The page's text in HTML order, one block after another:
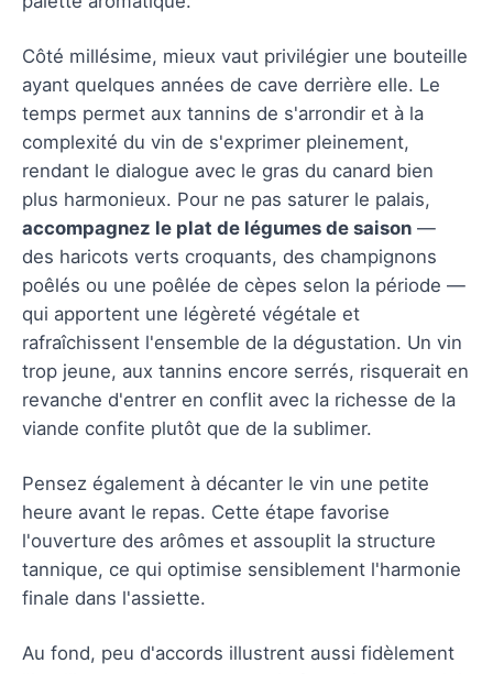
Côté millésime, mieux vaut privilégier une bouteille
ayant quelques années de cave derrière elle. Le
temps permet aux tannins de s'arrondir et à la
complexité du vin de s'exprimer pleinement,
rendant le dialogue avec le gras du canard bien
plus harmonieux. Pour ne pas saturer le palais,
accompagnez le plat de légumes de saison —
des haricots verts croquants, des champignons
poêlés ou une poêlée de cèpes selon la période —
qui apportent une légèreté végétale et
rafraîchissent l'ensemble de la dégustation. Un vin
trop jeune, aux tannins encore serrés, risquerait en
revanche d'entrer en conflit avec la richesse de la
viande confite plutôt que de la sublimer.
Pensez également à décanter le vin une petite
heure avant le repas. Cette étape favorise
l'ouverture des arômes et assouplit la structure
tannique, ce qui optimise sensiblement l'harmonie
finale dans l'assiette.
Au fond, peu d'accords illustrent aussi fidèlement